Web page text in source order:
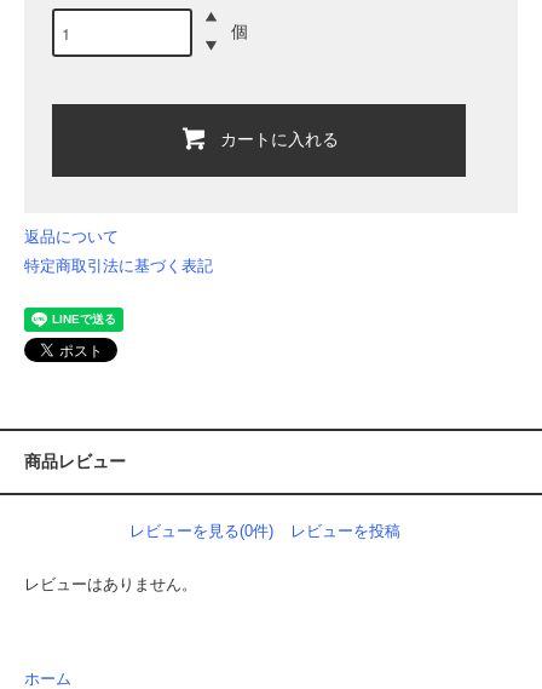
個
カートに入れる
返品について
特定商取引法に基づく表記
商品レビュー
レビューを見る(0件) レビューを投稿
レビューはありません。
ホーム